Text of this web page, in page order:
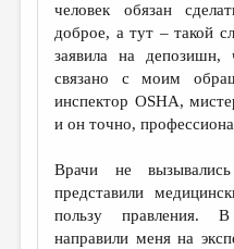
человек обязан
доброе, а тут – такой
заявила на депозишн,
связано с моим
инспектор OSHA,
и он точно,
Врачи не
представили
пользу правления.
направили меня на